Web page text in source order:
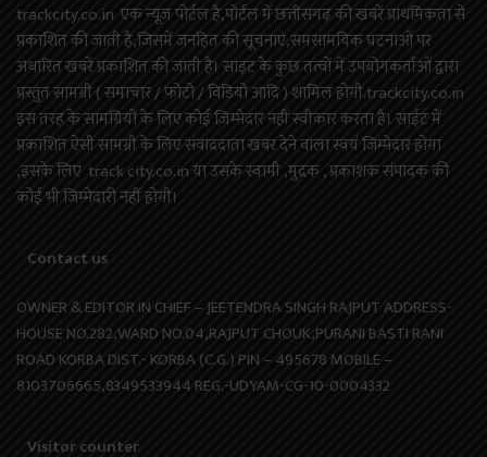
trackcity.co.in एक न्यूज़ पोर्टल है,पोर्टल में छत्तीसगढ़ की खबरें प्राथमिकता से
प्रकाशित की जाती है,जिसमें जनहित की सूचनाएं,समसामयिक घटनाओं पर
अधारित खबरें प्रकाशित की जाती है। साइट के कुछ तत्वों में उपयोगकर्ताओं द्वारा
प्रस्तुत सामग्री ( समाचार / फोटो / विडियो आदि ) शामिल होगी.trackcity.co.in
इस तरह के सामग्रियों के लिए कोई ज़िम्मेदार नहीं स्वीकार करता है। साईट में
प्रकाशित ऐसी सामग्री के लिए संवाददाता खबर देने वाला स्वयं जिम्मेदार होगा
,इसके लिए track city.co.in या उसके स्वामी ,मुद्रक , प्रकाशक संपादक की
कोई भी जिम्मेदारी नहीं होगी।
Contact us
OWNER & EDITOR IN CHIEF – JEETENDRA SINGH RAJPUT ADDRESS-
HOUSE NO.282,WARD NO.04,RAJPUT CHOUK,PURANI BASTI RANI
ROAD KORBA DIST.- KORBA (C.G.) PIN – 495678 MOBILE –
8103706665,8349533944 REG.-UDYAM-CG-10-0004332
Visitor counter